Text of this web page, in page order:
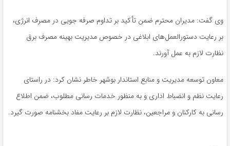
وی گفت: مدیران محترم ضمن تأکید بر تداوم صرفه جویی در مصرف انرژی،
بر رعایت دستورالعمل‌های ابلاغی در خصوص مدیریت بهینه مصرف برق
نظارت لازم به عمل آورند.
معاون توسعه مدیریت و منابع استاندار بوشهر خاطر نشان کرد: در راستای
رعایت نظم و انضباط اداری و به منظور خدمات رسانی مطلوب، ضمن اطلاع
رسانی به کارکنان و مراجعین، نظارت لازم بر رعایت مفاد بخشنامه صورت گیرد.